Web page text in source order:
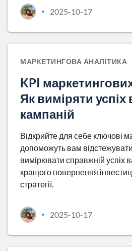
• 2025-10-17
МАРКЕТИНГОВА АНАЛІТИКА
KPI
Як виміряти
кампаній
Відкрийте для себе ключові
допоможуть вам
вимірювати справжній успіх
кращого повернення
стратегії.
• 2025-10-17